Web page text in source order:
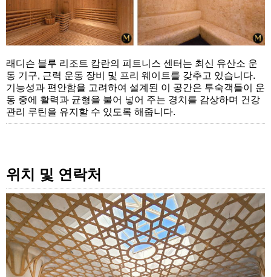
래디슨 블루 리조트 캄란의 피트니스 센터는 최신 유산소 운
동 기구, 근력 운동 장비 및 프리 웨이트를 갖추고 있습니다.
기능성과 편안함을 고려하여 설계된 이 공간은 투숙객들이 운
동 중에 활력과 균형을 불어 넣어 주는 경치를 감상하며 건강
관리 루틴을 유지할 수 있도록 해줍니다.
위치 및 연락처